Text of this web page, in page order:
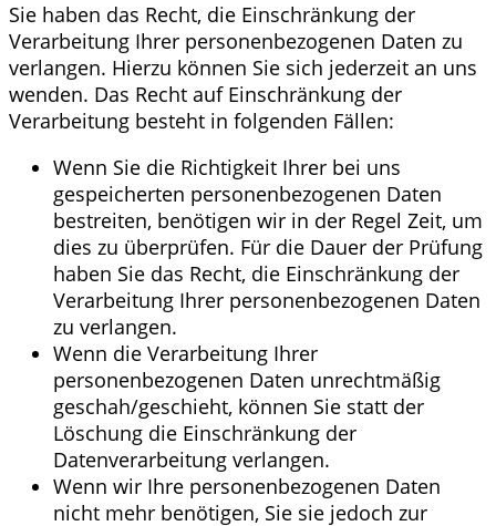
Sie haben das Recht, die Einschränkung der
Verarbeitung Ihrer personenbezogenen Daten zu
verlangen. Hierzu können Sie sich jederzeit an uns
wenden. Das Recht auf Einschränkung der
Verarbeitung besteht in folgenden Fällen:
Wenn Sie die Richtigkeit Ihrer bei uns
gespeicherten personenbezogenen Daten
bestreiten, benötigen wir in der Regel Zeit, um
dies zu überprüfen. Für die Dauer der Prüfung
haben Sie das Recht, die Einschränkung der
Verarbeitung Ihrer personenbezogenen Daten
zu verlangen.
Wenn die Verarbeitung Ihrer
personenbezogenen Daten unrechtmäßig
geschah/geschieht, können Sie statt der
Löschung die Einschränkung der
Datenverarbeitung verlangen.
Wenn wir Ihre personenbezogenen Daten
nicht mehr benötigen, Sie sie jedoch zur